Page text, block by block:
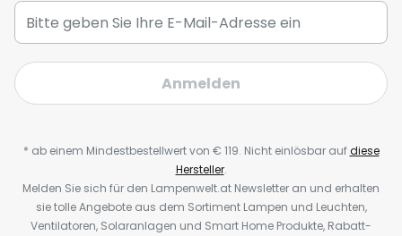
Anmelden
* ab einem Mindestbestellwert von € 119. Nicht einlösbar aufdiese
Hersteller.
Melden Sie sich für den Lampenwelt.at Newsletter an und erhalten
sie tolle Angebote aus dem Sortiment Lampen und Leuchten,
Ventilatoren, Solaranlagen und Smart Home Produkte, Rabatt-